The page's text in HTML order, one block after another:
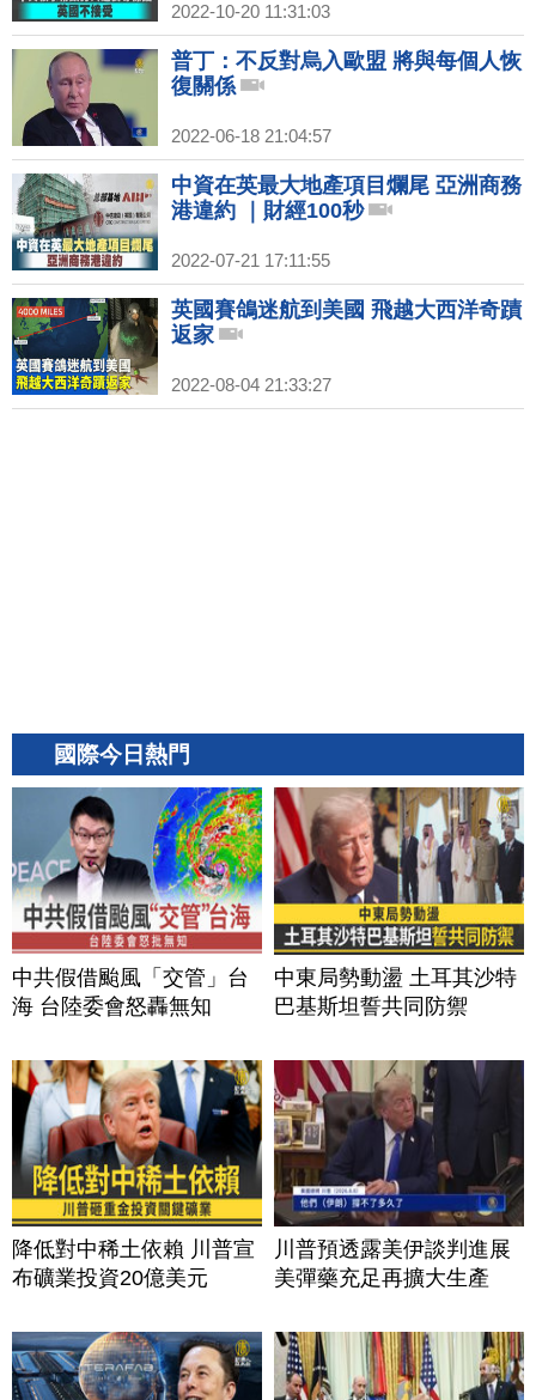
2022-10-20 11:31:03
普丁：不反對烏入歐盟 將與每個人恢
復關係
2022-06-18 21:04:57
中資在英最大地產項目爛尾 亞洲商務
港違約 ｜財經100秒
2022-07-21 17:11:55
英國賽鴿迷航到美國 飛越大西洋奇蹟
返家
2022-08-04 21:33:27
國際今日熱門
中共假借颱風「交管」台
海 台陸委會怒轟無知
中東局勢動盪 土耳其沙特
巴基斯坦誓共同防禦
降低對中稀土依賴 川普宣
布礦業投資20億美元
川普預透露美伊談判進展
美彈藥充足再擴大生產